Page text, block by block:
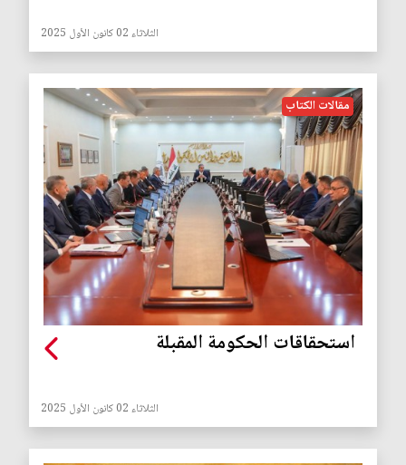
الثلاثاء 02 كانون الأول 2025
مقالات الكتاب
استحقاقات الحكومة المقبلة
الثلاثاء 02 كانون الأول 2025